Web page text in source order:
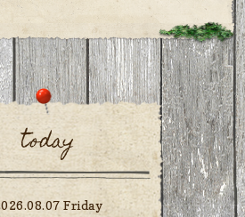
today
Friday